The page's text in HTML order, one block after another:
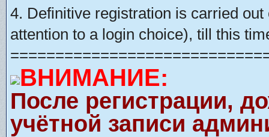
4. Definitive registration is carried
attention to a login choice), till this
ВНИМАНИЕ:
После регистрации,
учётной записи